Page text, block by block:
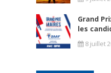
Grand
les
8 juillet